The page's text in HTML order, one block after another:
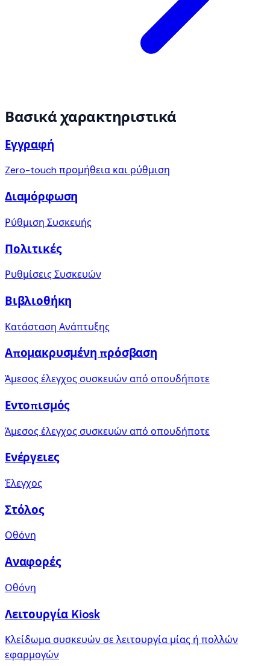
Βασικά χαρακτηριστικά
Εγγραφή
Zero-touch προμήθεια και ρύθμιση
Διαμόρφωση
Ρύθμιση Συσκευής
Πολιτικές
Ρυθμίσεις Συσκευών
Βιβλιοθήκη
Κατάσταση Ανάπτυξης
Απομακρυσμένη πρόσβαση
Άμεσος έλεγχος συσκευών από οπουδήποτε
Εντοπισμός
Άμεσος έλεγχος συσκευών από οπουδήποτε
Ενέργειες
Έλεγχος
Στόλος
Οθόνη
Αναφορές
Οθόνη
Λειτουργία Kiosk
Κλείδωμα συσκευών σε λειτουργία μίας ή πολλών
εφαρμογών